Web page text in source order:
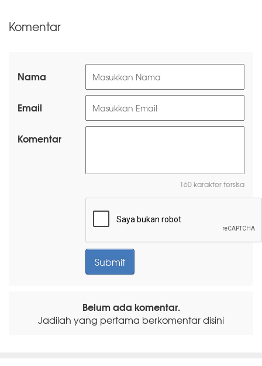
Komentar
Nama
Email
Komentar
160 karakter tersisa
Belum ada komentar.
Jadilah yang pertama berkomentar disini